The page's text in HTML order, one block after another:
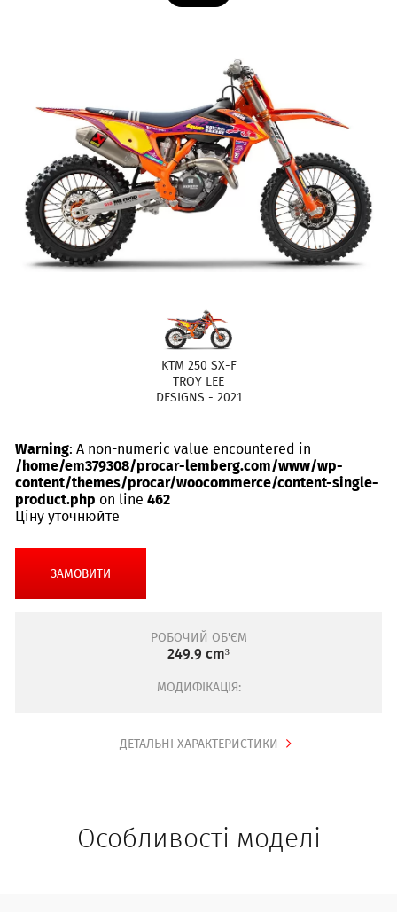
KTM 250 SX-F
TROY LEE
DESIGNS - 2021
РОБОЧИЙ ОБ'ЄМ
249.9 cm³
МОДИФІКАЦІЯ:
ДЕТАЛЬНІ ХАРАКТЕРИСТИКИ
Warning: A non-numeric value encountered in
/home/em379308/procar-lemberg.com/www/wp-
content/themes/procar/woocommerce/content-single-
product.php on line 462
Ціну уточнюйте
ЗАМОВИТИ
Особливості моделі